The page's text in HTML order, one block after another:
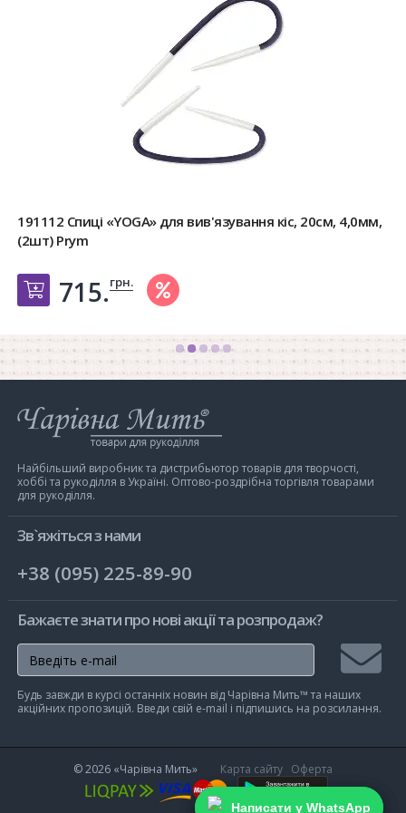
Написати у WhatsApp
Написати у WhatsApp
191112 Спиці «YOGA» для вив'язування кіс, 20см, 4,0мм,
(2шт) Prym
Добавить в корзину
715.грн.
Інтернет-
магазин
Мить
Найбільший виробник та дистрибьютор товарів для творчості,
хоббі та рукоділля в Україні. Оптово-роздрібна торгівля товарами
для рукоділля.
Зв`яжіться з нами
+38 (095) 225-89-90
Бажаєте знати про нові акції та розпродаж?
на
Будь завжди в курсі останніх новин від Чарівна Мить™ та наших
акційних пропозицій. Введи свій e-mail і підпишись на розсилання.
© 2026 «Чарівна Мить» Карта сайту Оферта